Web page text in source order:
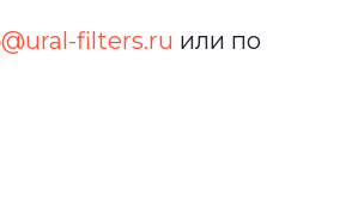
filters.ru или по